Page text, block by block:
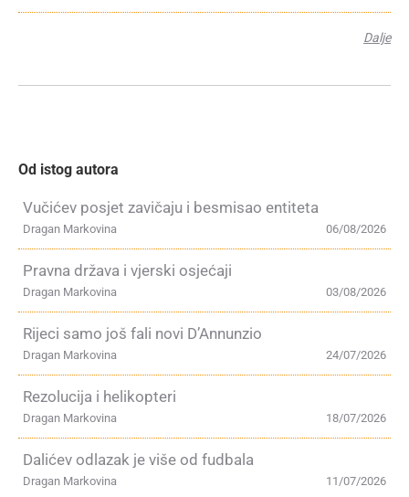
Dalje
Od istog autora
Vučićev posjet zavičaju i besmisao entiteta
06/08/2026
Dragan Markovina
Pravna država i vjerski osjećaji
03/08/2026
Dragan Markovina
Rijeci samo još fali novi D’Annunzio
24/07/2026
Dragan Markovina
Rezolucija i helikopteri
18/07/2026
Dragan Markovina
Dalićev odlazak je više od fudbala
11/07/2026
Dragan Markovina